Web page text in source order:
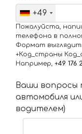
+49
Пожалуйста,
телефона в
Формат
+Код_страны
Например, +49 176
Ваши вопросы
автомобиля
водителем)